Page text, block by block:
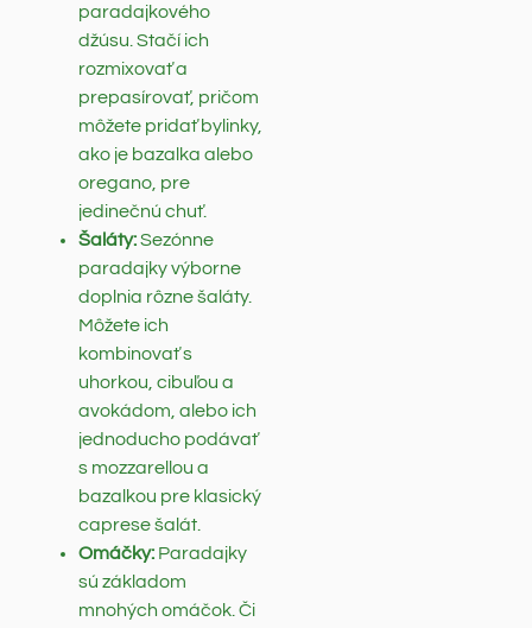
paradajkového
džúsu. Stačí ich
rozmixovať a
prepasírovať, pričom
môžete pridať bylinky,
ako je bazalka alebo
oregano, pre
jedinečnú chuť.
Šaláty:Sezónne
paradajky výborne
doplnia rôzne šaláty.
Môžete ich
kombinovať s
uhorkou, cibuľou a
avokádom, alebo ich
jednoducho podávať
s mozzarellou a
bazalkou pre klasický
caprese šalát.
Omáčky: Paradajky
sú základom
mnohých omáčok. Či